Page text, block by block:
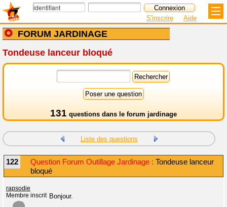
FORUM JARDINAGE
S'inscrire Aide
Tondeuse lanceur bloqué
131 questions dans le forum jardinage
Liste des questions
122 Question Forum Outillage Jardinage : Tondeuse lanceur
bloqué
rapsodie
Membre inscrit Bonjour.